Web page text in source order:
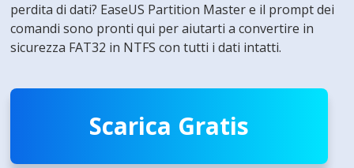
perdita di dati? EaseUS Partition Master e il prompt dei
comandi sono pronti qui per aiutarti a convertire in
sicurezza FAT32 in NTFS con tutti i dati intatti.
Scarica Gratis